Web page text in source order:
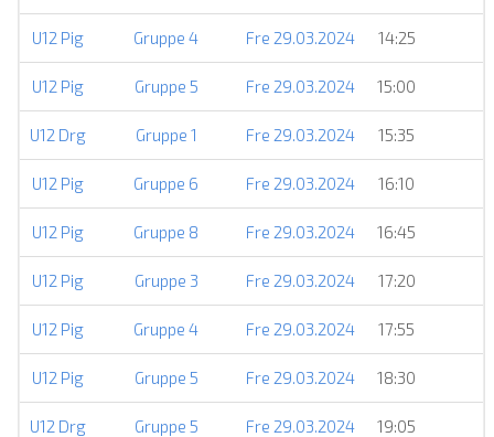
U12 Pig Gruppe 4 Fre 29.03.2024 14:25
U12 Pig Gruppe 5 Fre 29.03.2024 15:00
U12 Drg Gruppe 1 Fre 29.03.2024 15:35
U12 Pig Gruppe 6 Fre 29.03.2024 16:10
U12 Pig Gruppe 8 Fre 29.03.2024 16:45
U12 Pig Gruppe 3 Fre 29.03.2024 17:20
U12 Pig Gruppe 4 Fre 29.03.2024 17:55
U12 Pig Gruppe 5 Fre 29.03.2024 18:30
U12 Drg Gruppe 5 Fre 29.03.2024 19:05